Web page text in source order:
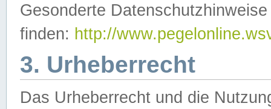
Gesonderte
finden: http://
3. Urheberrecht
Das Urheberrecht und die